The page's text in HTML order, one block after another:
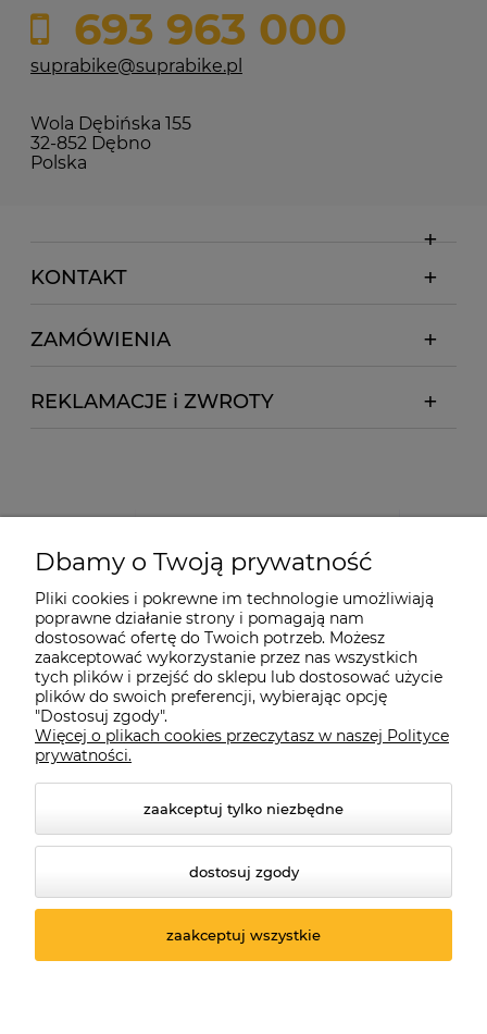
693 963 000
suprabike@suprabike.pl
Wola Dębińska 155
32-852 Dębno
Polska
KONTAKT
ZAMÓWIENIA
REKLAMACJE i ZWROTY
© 2026 suprabike.pl. Wszelkie prawa zastrzeżone.
Styl graficzny ShopGadget.pl Sklep internetowy Shoper.pl
Dbamy o Twoją prywatność
Pliki cookies i pokrewne im technologie umożliwiają
poprawne działanie strony i pomagają nam
dostosować ofertę do Twoich potrzeb. Możesz
zaakceptować wykorzystanie przez nas wszystkich
tych plików i przejść do sklepu lub dostosować użycie
plików do swoich preferencji, wybierając opcję
"Dostosuj zgody".
Więcej o plikach cookies przeczytasz w naszej Polityce
prywatności.
zaakceptuj tylko niezbędne
dostosuj zgody
zaakceptuj wszystkie